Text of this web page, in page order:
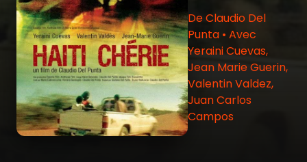
De Claudio Del
Punta • Avec
Yeraini Cuevas,
Jean Marie Guerin,
Valentin Valdez,
Juan Carlos
Campos